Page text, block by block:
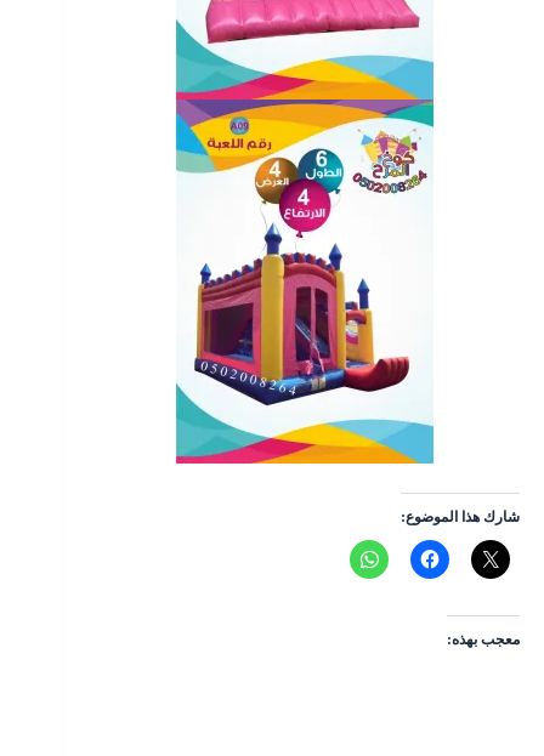
شارك هذا الموضوع:
معجب بهذه: